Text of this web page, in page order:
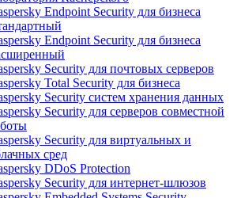
Endpoint Security для бизнеса
Endpoint Security для бизнеса
Security для почтовых серверов
Total Security для бизнеса
Security систем хранения данных
Security для серверов совместной
Security для виртуальных и
сред
DDoS Protection
Security для интернет-шлюзов